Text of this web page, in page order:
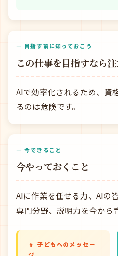
— 目指す前に知っておこう
この仕事を目指すなら
AIで効率化されるため、資
るのは危険です。
— 今できること
今やっておくこと
AIに作業を任せる力、AIの
専門分野、説明力を今から
👦 子どもへのメッセー